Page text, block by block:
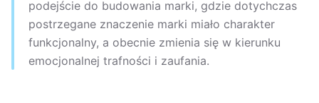
podejście do budowania marki, gdzie dotychczas
postrzegane znaczenie marki miało charakter
funkcjonalny, a obecnie zmienia się w kierunku
emocjonalnej trafności i zaufania.